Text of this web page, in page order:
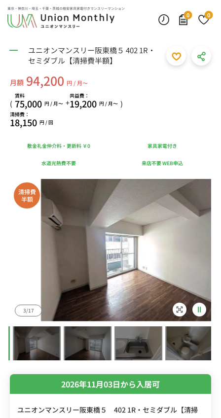
東京・神奈川・埼玉・千葉・茨城の格安家具家電付きマンスリーマンション
0
0
ユニオンマンスリー阪東橋５ 402 1R・
セミダブル【清掃費半額】
月額 94,200 円 / 月〜
(
賃料
75,000 円 / 月〜 +
共益費：
19,200 円 / 月〜 )
清掃費：
18,150 円 / 回
敷金礼金仲介料・更新料 ￥0 家具家電付き
水道光熱費不要 来店不要 WEB申込
清掃費
半額
4/17
2026年11月03日から入居可
ユニオンマンスリー阪東橋５ 402 1R・セミダブル【清掃